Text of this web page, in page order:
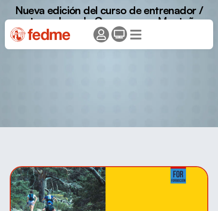
Nueva edición del curso de entrenador /
entrenadora de Carreras por Montaña
FEDME 2025.